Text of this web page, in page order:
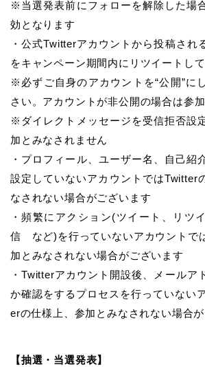
※当選発表前にフォローを解除した場
効となります
・公式Twitterアカウントから投稿され
をキャンペーン期間内にリツイートし
※必ずご自身のアカウントを“公開”に
さい。アカウントが非公開の場合は参
※ダイレクトメッセージを受信拒否設
加とみなされません
・プロフィール、ユーザー名、自己紹
設定していないアカウントではTwitter
なされない場合がございます
・頻繁にアクション(ツイート、リツ
信 など)を行っていないアカウントで
加とみなされない場合がございます
・Twitterアカウント開設後、メールア
か確認をするプロセスを行っていない
erの仕様上、参加とみなされない場合
【抽選・当選発表】